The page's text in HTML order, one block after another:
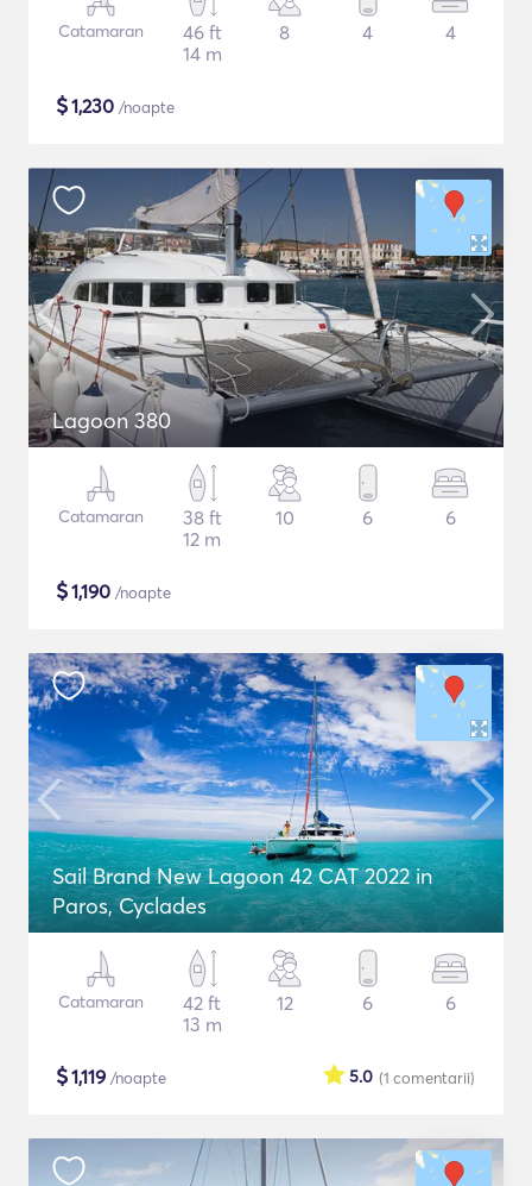
Catamaran
46 ft
14 m
8 4 4
$1,230 /noapte
Lagoon 380
Catamaran
38 ft
12 m
10 6 6
$1,190 /noapte
Sail Brand New Lagoon 42 CAT 2022 in
Paros, Cyclades
Catamaran
42 ft
13 m
12 6 6
$1,119 /noapte (1 comentarii)
5.0